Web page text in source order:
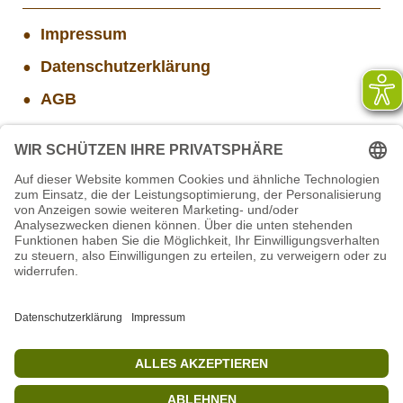
Impressum
Datenschutzerklärung
AGB
Widerrufsbelehrung
Aktuelle Stellenangebote
Mitarbeiter/in Technik im Projekt SCHWARZWALD
STIFTUNG für BÄREN - Stellvertretende
Geschäftsführung (w/m/d)